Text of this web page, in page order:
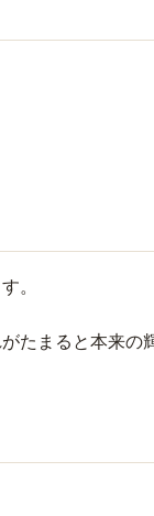
。
たまると本来の